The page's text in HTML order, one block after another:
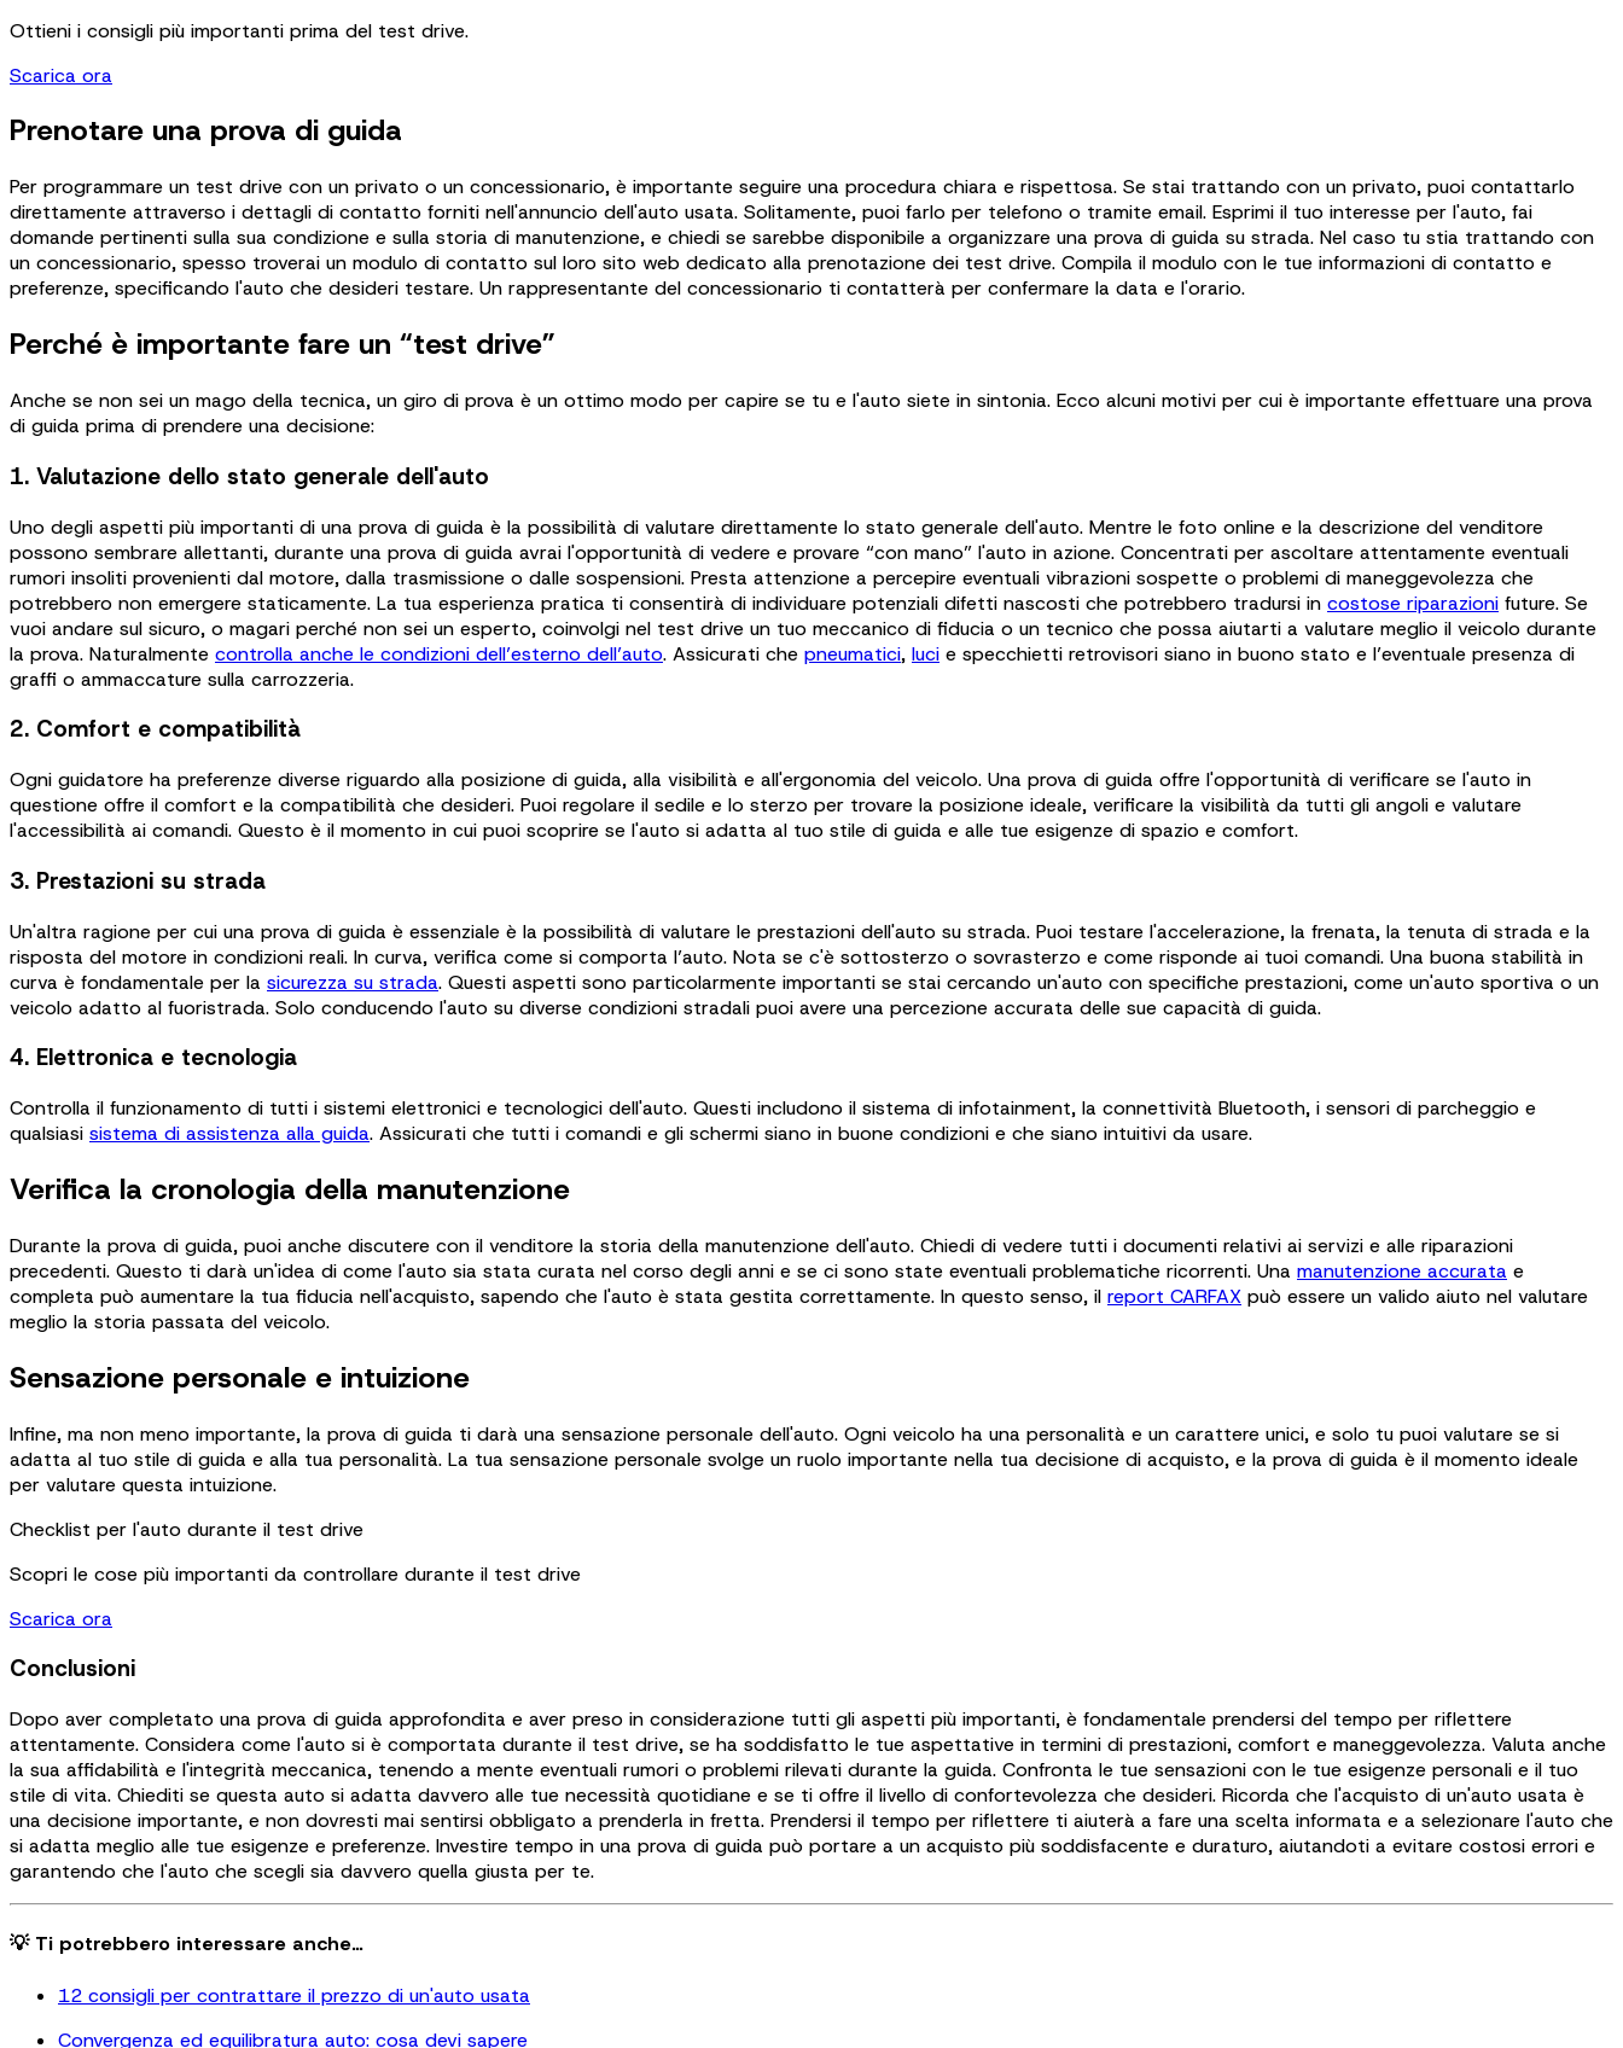
Ottieni i consigli più importanti prima del test drive.
Scarica ora
Prenotare una prova di guida
Per programmare un test drive con un privato o un concessionario, è importante seguire una procedura chiara e rispettosa. Se stai trattando con un privato, puoi contattarlo
direttamente attraverso i dettagli di contatto forniti nell'annuncio dell'auto usata. Solitamente, puoi farlo per telefono o tramite email. Esprimi il tuo interesse per l'auto, fai
domande pertinenti sulla sua condizione e sulla storia di manutenzione, e chiedi se sarebbe disponibile a organizzare una prova di guida su strada. Nel caso tu stia trattando con
un concessionario, spesso troverai un modulo di contatto sul loro sito web dedicato alla prenotazione dei test drive. Compila il modulo con le tue informazioni di contatto e
preferenze, specificando l'auto che desideri testare. Un rappresentante del concessionario ti contatterà per confermare la data e l'orario.
Perché è importante fare un “test drive”
Anche se non sei un mago della tecnica, un giro di prova è un ottimo modo per capire se tu e l'auto siete in sintonia. Ecco alcuni motivi per cui è importante effettuare una prova
di guida prima di prendere una decisione:
1. Valutazione dello stato generale dell'auto
Uno degli aspetti più importanti di una prova di guida è la possibilità di valutare direttamente lo stato generale dell'auto. Mentre le foto online e la descrizione del venditore
possono sembrare allettanti, durante una prova di guida avrai l'opportunità di vedere e provare “con mano” l'auto in azione. Concentrati per ascoltare attentamente eventuali
rumori insoliti provenienti dal motore, dalla trasmissione o dalle sospensioni. Presta attenzione a percepire eventuali vibrazioni sospette o problemi di maneggevolezza che
potrebbero non emergere staticamente. La tua esperienza pratica ti consentirà di individuare potenziali difetti nascosti che potrebbero tradursi in costose riparazioni future. Se
vuoi andare sul sicuro, o magari perché non sei un esperto, coinvolgi nel test drive un tuo meccanico di fiducia o un tecnico che possa aiutarti a valutare meglio il veicolo durante
la prova. Naturalmente controlla anche le condizioni dell’esterno dell’auto. Assicurati che pneumatici, luci e specchietti retrovisori siano in buono stato e l’eventuale presenza di
graffi o ammaccature sulla carrozzeria.
2. Comfort e compatibilità
Ogni guidatore ha preferenze diverse riguardo alla posizione di guida, alla visibilità e all'ergonomia del veicolo. Una prova di guida offre l'opportunità di verificare se l'auto in
questione offre il comfort e la compatibilità che desideri. Puoi regolare il sedile e lo sterzo per trovare la posizione ideale, verificare la visibilità da tutti gli angoli e valutare
l'accessibilità ai comandi. Questo è il momento in cui puoi scoprire se l'auto si adatta al tuo stile di guida e alle tue esigenze di spazio e comfort.
3. Prestazioni su strada
Un'altra ragione per cui una prova di guida è essenziale è la possibilità di valutare le prestazioni dell'auto su strada. Puoi testare l'accelerazione, la frenata, la tenuta di strada e la
risposta del motore in condizioni reali. In curva, verifica come si comporta l’auto. Nota se c'è sottosterzo o sovrasterzo e come risponde ai tuoi comandi. Una buona stabilità in
curva è fondamentale per la sicurezza su strada. Questi aspetti sono particolarmente importanti se stai cercando un'auto con specifiche prestazioni, come un'auto sportiva o un
veicolo adatto al fuoristrada. Solo conducendo l'auto su diverse condizioni stradali puoi avere una percezione accurata delle sue capacità di guida.
4. Elettronica e tecnologia
Controlla il funzionamento di tutti i sistemi elettronici e tecnologici dell'auto. Questi includono il sistema di infotainment, la connettività Bluetooth, i sensori di parcheggio e
qualsiasi sistema di assistenza alla guida. Assicurati che tutti i comandi e gli schermi siano in buone condizioni e che siano intuitivi da usare.
Verifica la cronologia della manutenzione
Durante la prova di guida, puoi anche discutere con il venditore la storia della manutenzione dell'auto. Chiedi di vedere tutti i documenti relativi ai servizi e alle riparazioni
precedenti. Questo ti darà un'idea di come l'auto sia stata curata nel corso degli anni e se ci sono state eventuali problematiche ricorrenti. Una manutenzione accurata e
completa può aumentare la tua fiducia nell'acquisto, sapendo che l'auto è stata gestita correttamente. In questo senso, il report CARFAX può essere un valido aiuto nel valutare
meglio la storia passata del veicolo.
Sensazione personale e intuizione
Infine, ma non meno importante, la prova di guida ti darà una sensazione personale dell'auto. Ogni veicolo ha una personalità e un carattere unici, e solo tu puoi valutare se si
adatta al tuo stile di guida e alla tua personalità. La tua sensazione personale svolge un ruolo importante nella tua decisione di acquisto, e la prova di guida è il momento ideale
per valutare questa intuizione.
Checklist per l'auto durante il test drive
Scopri le cose più importanti da controllare durante il test drive
Scarica ora
Conclusioni
Dopo aver completato una prova di guida approfondita e aver preso in considerazione tutti gli aspetti più importanti, è fondamentale prendersi del tempo per riflettere
attentamente. Considera come l'auto si è comportata durante il test drive, se ha soddisfatto le tue aspettative in termini di prestazioni, comfort e maneggevolezza. Valuta anche
la sua affidabilità e l'integrità meccanica, tenendo a mente eventuali rumori o problemi rilevati durante la guida. Confronta le tue sensazioni con le tue esigenze personali e il tuo
stile di vita. Chiediti se questa auto si adatta davvero alle tue necessità quotidiane e se ti offre il livello di confortevolezza che desideri. Ricorda che l'acquisto di un'auto usata è
una decisione importante, e non dovresti mai sentirsi obbligato a prenderla in fretta. Prendersi il tempo per riflettere ti aiuterà a fare una scelta informata e a selezionare l'auto che
si adatta meglio alle tue esigenze e preferenze. Investire tempo in una prova di guida può portare a un acquisto più soddisfacente e duraturo, aiutandoti a evitare costosi errori e
garantendo che l'auto che scegli sia davvero quella giusta per te.
💡 Ti potrebbero interessare anche…
12 consigli per contrattare il prezzo di un'auto usata
Convergenza ed equilibratura auto: cosa devi sapere